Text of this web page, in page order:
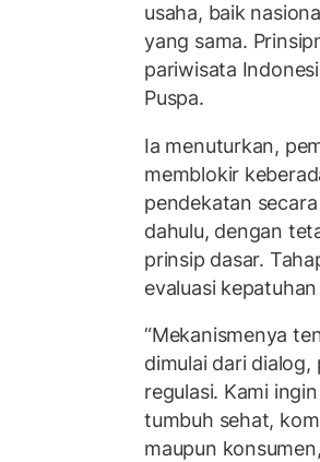
usaha, baik
yang sama.
pariwisata
Puspa.
Ia menuturkan,
memblokir
pendekatan
dahulu, dengan
prinsip dasar.
evaluasi
“Mekanismenya
dimulai dari
regulasi. Kami
tumbuh sehat,
maupun